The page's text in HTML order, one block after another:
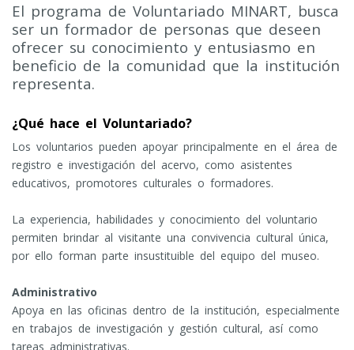
El programa de Voluntariado MINART, busca
ser un formador de personas que deseen
ofrecer su conocimiento y entusiasmo en
beneficio de la comunidad que la institución
representa.
¿Qué hace el Voluntariado?
Los voluntarios pueden apoyar principalmente en el área de
registro e investigación del acervo, como asistentes
educativos, promotores culturales o formadores.
La experiencia, habilidades y conocimiento del voluntario
permiten brindar al visitante una convivencia cultural única,
por ello forman parte insustituible del equipo del museo.
Administrativo
Apoya en las oficinas dentro de la institución, especialmente
en trabajos de investigación y gestión cultural, así como
tareas administrativas.